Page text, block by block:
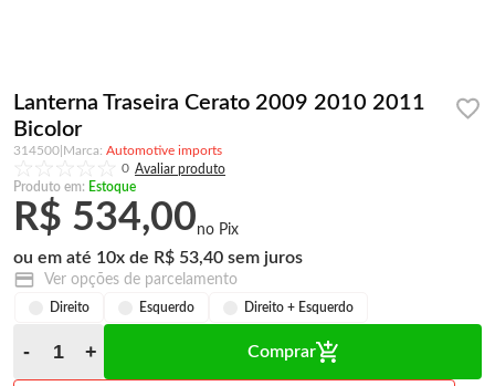
Lanterna Traseira Cerato 2009 2010 2011
Bicolor
314500
Automotive imports
0
Produto em: Estoque
R$ 534,00
10x R$ 53,40
Ver opções de parcelamento
Direito Esquerdo Direito + Esquerdo
Comprar